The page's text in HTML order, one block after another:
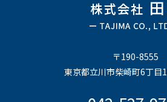
〒190-8555
東京都立川市柴崎町6丁目